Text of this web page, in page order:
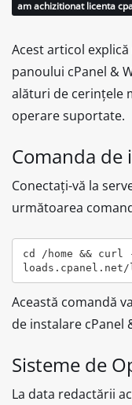
am achizitionat licenta
Acest articol
panoului cPanel &
alături de cerințele
operare suportate.
Comanda de
Conectați-vă la
următoarea
cd /home &&
Această comandă
de instalare cPanel
Sisteme de
La data redactării